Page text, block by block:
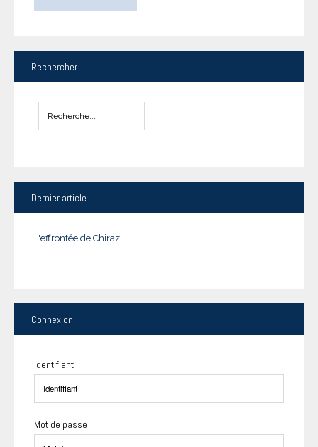
Rechercher
Dernier article
L'effrontée de Chiraz
Connexion
Identifiant
Mot de passe